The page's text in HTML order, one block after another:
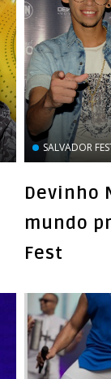
SALVADOR
Devinho
mundo
Fest